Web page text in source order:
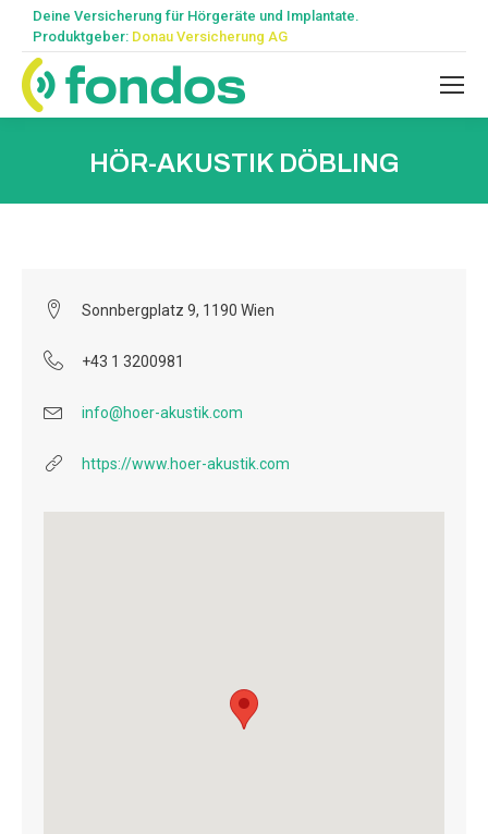
Deine Versicherung für Hörgeräte und Implantate.
Produktgeber: Donau Versicherung AG
HÖR-AKUSTIK DÖBLING
Sonnbergplatz 9, 1190 Wien
+43 1 3200981
info@hoer-akustik.com
https://www.hoer-akustik.com